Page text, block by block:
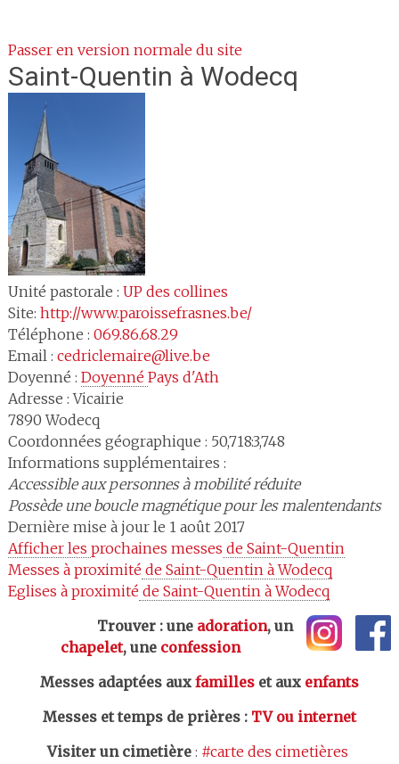
Passer en version normale du site
Saint-Quentin à Wodecq
Unité pastorale : UP des collines
Site: http://www.paroissefrasnes.be/
Téléphone : 069.86.68.29
Email : cedriclemaire@live.be
Doyenné : Doyenné Pays d'Ath
Adresse :Vicairie
7890 Wodecq
Coordonnées géographique : 50,718:3,748
Informations supplémentaires :
Accessible aux personnes à mobilité réduite
Possède une boucle magnétique pour les malentendants
Dernière mise à jour le 1 août 2017
Afficher les prochaines messes de Saint-Quentin
Messes à proximité de Saint-Quentin à Wodecq
Eglises à proximité de Saint-Quentin à Wodecq
Trouver : une adoration, un
chapelet, une confession
Messes adaptées aux familleset aux enfants
Messes et temps de prières: TV ou internet
Visiter un cimetière: #carte des cimetières